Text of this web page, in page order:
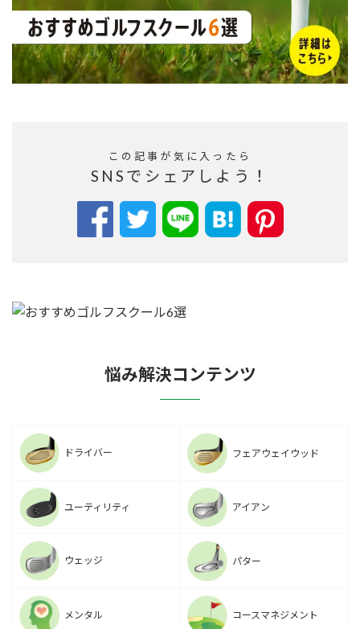
この記事が気に入ったら
SNSでシェアしよう！
悩み解決コンテンツ
ドライバー フェアウェイウッド
ユーティリティ アイアン
ウェッジ パター
メンタル コースマネジメント